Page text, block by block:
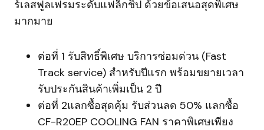
ร์เลสฟูลเฟรมระดับแฟล็กชิป ด้วยข้อเสนอสุดพิเศษ
มากมาย
ต่อที่ 1 รับสิทธิ์พิเศษ บริการซ่อมด่วน (Fast
Track service) สำหรับปีแรก พร้อมขยายเวลา
รับประกันสินค้าเพิ่มเป็น 2 ปี
ต่อที่ 2แลกซื้อสุดคุ้ม รับส่วนลด 50% แลกซื้อ
CF-R20EP COOLING FAN ราคาพิเศษเพียง